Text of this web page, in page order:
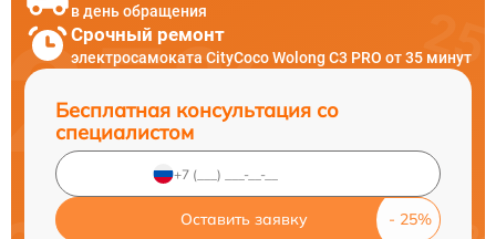
в день обращения
Срочный ремонт
электросамоката CityCoco Wolong C3 PRO от 35 минут
Бесплатная консультация со
специалистом
Оставить заявку